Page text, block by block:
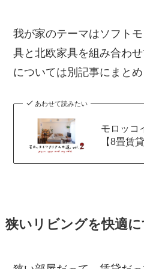
我が家のテーマはソフト
具と北欧家具を組み合わ
については別記事にまとめ
あわせて読みたい
モロッコ
【8畳賃
狭いリビングを快適